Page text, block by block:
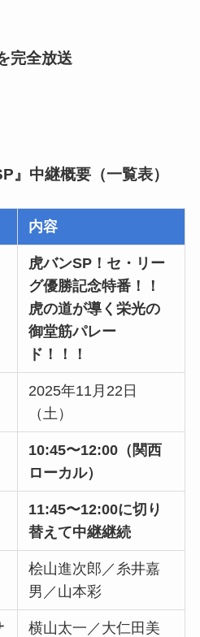
完全放送
』中継概要（一覧表）
内容
虎バンSP！セ・リー
グ優勝記念特番！！
虎の道が導く栄光の
御堂筋パレー
ド！！！
2025年11月22日
（土）
10:45〜12:00（関西
ローカル）
11:45〜12:00に切り
替えて中継継続
桧山進次郎／糸井嘉
男／山本彩
横山太一／大仁田美